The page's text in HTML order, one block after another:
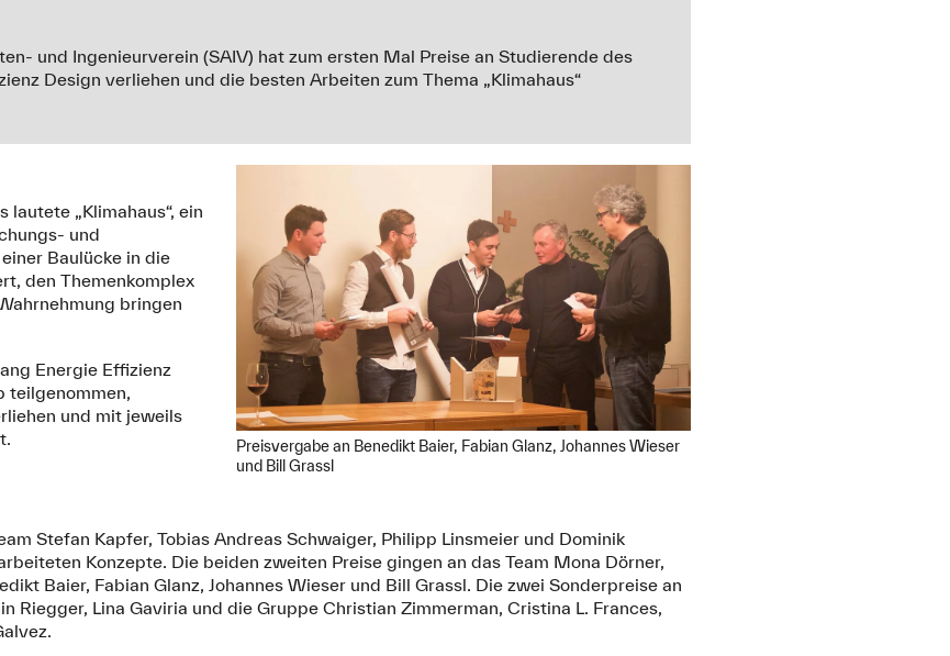
und Ingenieurverein (SAIV) hat zum ersten Mal Preise an Studierende des
Design verliehen und die besten Arbeiten zum Thema „Klimahaus“
„Klimahaus“, ein
und
Baulücke in die
den Themenkomplex
bringen
Energie Effizienz
teilgenommen,
und mit jeweils
Preisvergabe an Benedikt Baier, Fabian Glanz, Johannes Wieser
und Bill Grassl
Stefan Kapfer, Tobias Andreas Schwaiger, Philipp Linsmeier und Dominik
Konzepte. Die beiden zweiten Preise gingen an das Team Mona Dörner,
Baier, Fabian Glanz, Johannes Wieser und Bill Grassl. Die zwei Sonderpreise an
Riegger, Lina Gaviria und die Gruppe Christian Zimmerman, Cristina L. Frances,